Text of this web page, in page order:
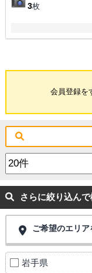
3枚
会員登録を
さらに絞り込ん
ご希望のエリ
岩手県